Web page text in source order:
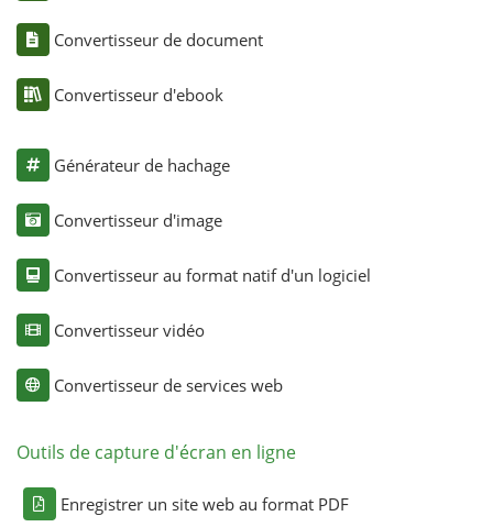
Convertisseur de document
Convertisseur d'ebook
Générateur de hachage
Convertisseur d'image
Convertisseur au format natif d'un logiciel
Convertisseur vidéo
Convertisseur de services web
Outils de capture d'écran en ligne
Enregistrer un site web au format PDF